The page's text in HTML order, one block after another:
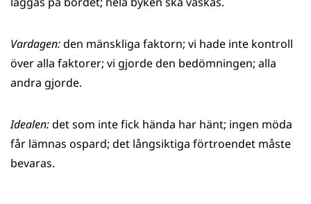
Vardagen:den mänskliga faktorn; vi hade inte kontroll
över alla faktorer; vi gjorde den bedömningen; alla
andra gjorde.
Idealen:det som inte fick hända har hänt; ingen möda
får lämnas ospard; det långsiktiga förtroendet måste
bevaras.